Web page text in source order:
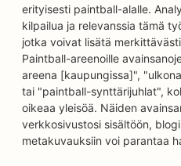
erityisesti paintball-alalle.
kilpailua ja relevanssia tämä
jotka voivat lisätä
Paintball-areenoille
areena [kaupungissa]",
tai "paintball-synttärijuhlat",
oikeaa yleisöä. Näiden
verkkosivustosi sisältöön,
metakuvauksiin voi parantaa